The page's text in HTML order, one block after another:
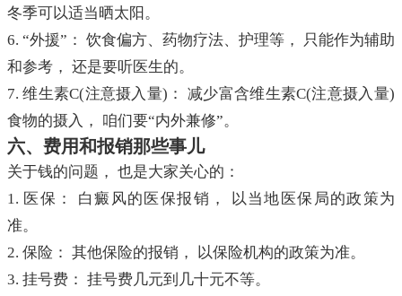
冬季可以适当晒太阳。
6. “外援”： 饮食偏方、药物疗法、护理等， 只能作为辅助
和参考， 还是要听医生的。
7. 维生素C(注意摄入量)： 减少富含维生素C(注意摄入量)
食物的摄入， 咱们要“内外兼修”。
六、费用和报销那些事儿
关于钱的问题， 也是大家关心的：
1. 医保： 白癜风的医保报销， 以当地医保局的政策为
准。
2. 保险： 其他保险的报销， 以保险机构的政策为准。
3. 挂号费： 挂号费几元到几十元不等。